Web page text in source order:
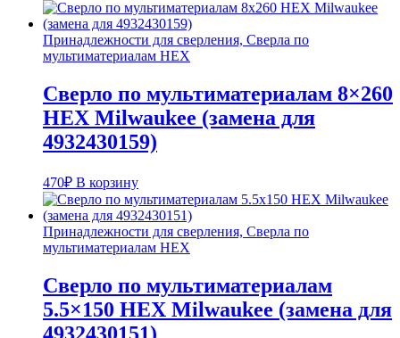
Принадлежности для сверления, Сверла по
мультиматериалам HEX
Сверло по мультиматериалам 8×260
HEX Milwaukee (замена для
4932430159)
470₽ В корзину
Принадлежности для сверления, Сверла по
мультиматериалам HEX
Сверло по мультиматериалам
5.5×150 HEX Milwaukee (замена для